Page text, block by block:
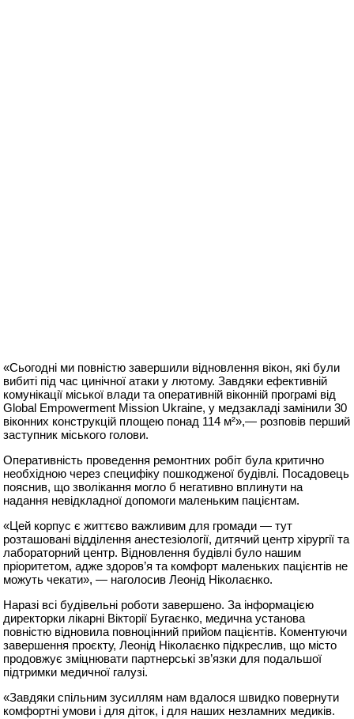
«Сьогодні ми повністю завершили відновлення вікон, які були
вибиті під час цинічної атаки у лютому. Завдяки ефективній
комунікації міської влади та оперативній віконній програмі від
Global Empowerment Mission Ukraine, у медзакладі замінили 30
віконних конструкцій площею понад 114 м²»,— розповів перший
заступник міського голови.
Оперативність проведення ремонтних робіт була критично
необхідною через специфіку пошкодженої будівлі. Посадовець
пояснив, що зволікання могло б негативно вплинути на
надання невідкладної допомоги маленьким пацієнтам.
«Цей корпус є життєво важливим для громади — тут
розташовані відділення анестезіології, дитячий центр хірургії та
лабораторний центр. Відновлення будівлі було нашим
пріоритетом, адже здоров’я та комфорт маленьких пацієнтів не
можуть чекати», — наголосив Леонід Ніколаєнко.
Наразі всі будівельні роботи завершено. За інформацією
директорки лікарні Вікторії Бугаєнко, медична установа
повністю відновила повноцінний прийом пацієнтів. Коментуючи
завершення проєкту, Леонід Ніколаєнко підкреслив, що місто
продовжує зміцнювати партнерські зв’язки для подальшої
підтримки медичної галузі.
«Завдяки спільним зусиллям нам вдалося швидко повернути
комфортні умови і для діток, і для наших незламних медиків.